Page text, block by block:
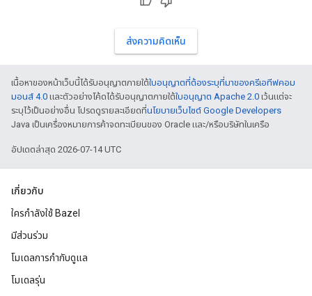
ส่งความคิดเห็น
เนื้อหาของหน้าเว็บนี้ได้รับอนุญาตภายใต้ใบอนุญาตที่ต้องระบุที่มาของครีเอทีฟคอม
มอนส์ 4.0 และตัวอย่างโค้ดได้รับอนุญาตภายใต้ใบอนุญาต Apache 2.0 เว้นแต่จะ
ระบุไว้เป็นอย่างอื่น โปรดดูรายละเอียดที่นโยบายเว็บไซต์ Google Developers
Java เป็นเครื่องหมายการค้าจดทะเบียนของ Oracle และ/หรือบริษัทในเครือ
อัปเดตล่าสุด 2026-07-14 UTC
เกี่ยวกับ
ใครกำลังใช้ Bazel
มีส่วนร่วม
โมเดลการกำกับดูแล
โมเดลรุ่น